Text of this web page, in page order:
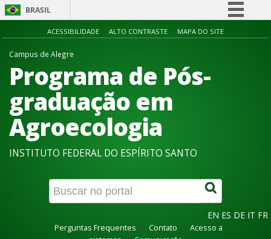
BRASIL
Simplifique!
Participe
Acesso à informação
ACESSIBILIDADE ALTO CONTRASTE MAPA DO SITE
Campus de Alegre
Programa de Pós-
graduação em
Agroecologia
INSTITUTO FEDERAL DO ESPÍRITO SANTO
EN ES DE IT FR
Perguntas Frequentes Contato
Acesso a